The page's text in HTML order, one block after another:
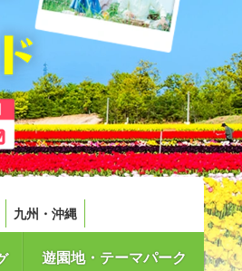
九州・沖縄
遊園地・テーマパーク